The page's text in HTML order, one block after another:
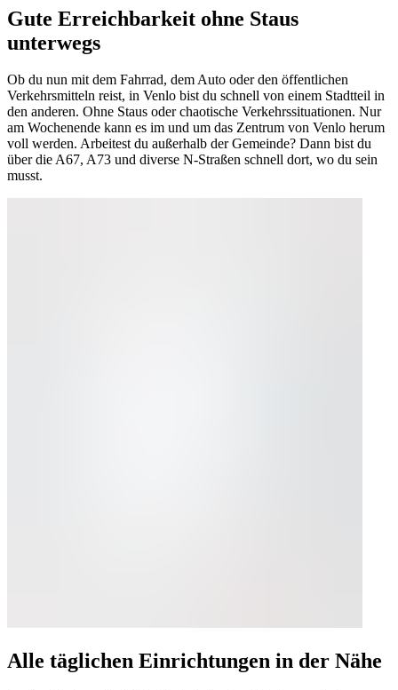
Gute Erreichbarkeit ohne Staus
unterwegs
Ob du nun mit dem Fahrrad, dem Auto oder den öffentlichen
Verkehrsmitteln reist, in Venlo bist du schnell von einem Stadtteil in
den anderen. Ohne Staus oder chaotische Verkehrssituationen. Nur
am Wochenende kann es im und um das Zentrum von Venlo herum
voll werden. Arbeitest du außerhalb der Gemeinde? Dann bist du
über die A67, A73 und diverse N-Straßen schnell dort, wo du sein
musst.
Alle täglichen Einrichtungen in der Nähe